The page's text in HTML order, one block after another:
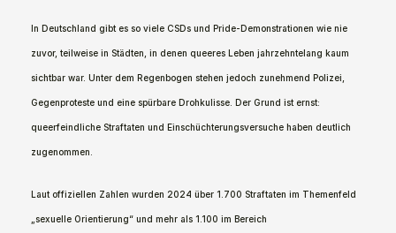
In Deutschland gibt es so viele CSDs und Pride-Demonstrationen wie nie
zuvor, teilweise in Städten, in denen queeres Leben jahrzehntelang kaum
sichtbar war. Unter dem Regenbogen stehen jedoch zunehmend Polizei,
Gegenproteste und eine spürbare Drohkulisse. Der Grund ist ernst:
queerfeindliche Straftaten und Einschüchterungsversuche haben deutlich
zugenommen.
Laut offiziellen Zahlen wurden 2024 über 1.700 Straftaten im Themenfeld
„sexuelle Orientierung“ und mehr als 1.100 im Bereich